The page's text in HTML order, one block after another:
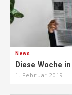
News
Diese Woche
1. Februar 2019